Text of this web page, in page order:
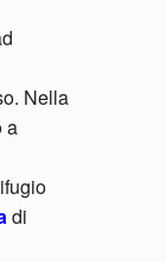
Nella
a
di